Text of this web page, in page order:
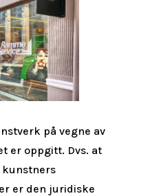
på vegne av
er oppgitt. Dvs. at
kunstners
er den juridiske